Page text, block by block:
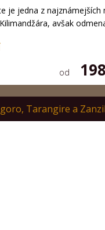
je jedna z najznámejších
avšak
od
Tarangire a